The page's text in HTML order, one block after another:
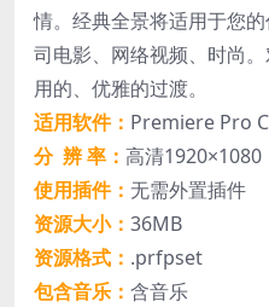
情。经典全景将适用于您
司电影、网络视频、时尚
用的、优雅的过渡。
适用软件： Premiere Pro
分 辨 率： 高清
使用插件： 无需外置插件
资源大小： 36MB
资源格式： .prfpset
包含音乐： 含音乐